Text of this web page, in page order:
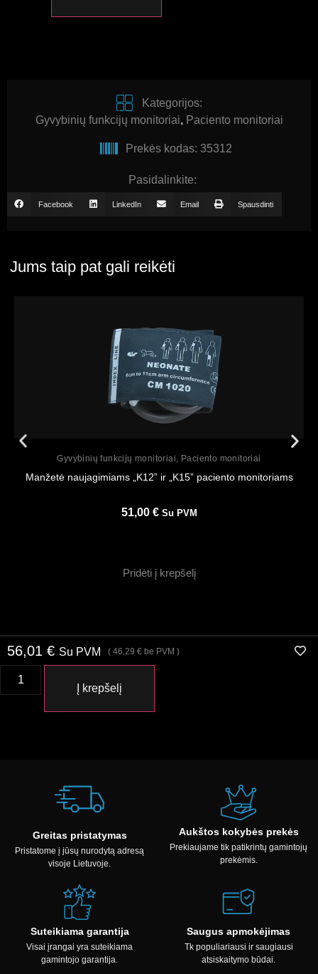
Kategorijos:
Gyvybinių funkcijų monitoriai, Paciento monitoriai
Prekės kodas: 35312
Pasidalinkite:
Facebook LinkedIn Email Spausdinti
Jums taip pat gali reikėti
Gyvybinių funkcijų monitoriai Paciento monitoriai
Manžetė naujagimiams „K12” ir „K15” paciento monitoriams
51,00 € Su PVM
Pridėti į krepšelį
56,01 € Su PVM ( 46,29 € be PVM )
Į krepšelį
Greitas pristatymas
Pristatome į jūsų nurodytą adresą
visoje Lietuvoje.
Aukštos kokybės prekės
Prekiaujame tik patikrintų gamintojų
prekėmis.
Suteikiama garantija
Visai įrangai yra suteikiama
gamintojo garantija.
Saugus apmokėjimas
Tk populiariausi ir saugiausi
atsiskaitymo būdai.